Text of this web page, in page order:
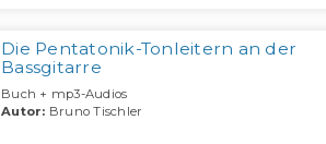
Die Pentatonik-Tonleitern an der
Bassgitarre
Buch + mp3-Audios
Autor: Bruno Tischler